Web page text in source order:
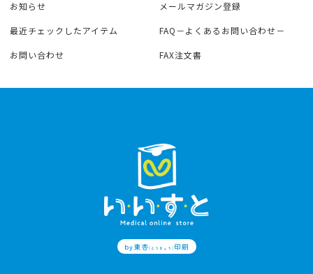
お知らせ メールマガジン登録
最近チェックしたアイテム FAQ－よくあるお問い合わせ－
お問い合わせ FAX注文書
by東杏(とうきょう) 印刷